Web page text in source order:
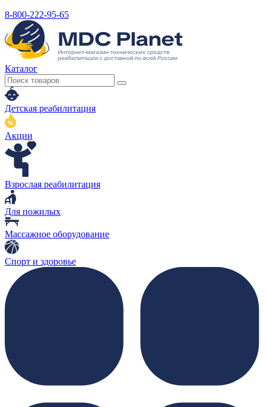
8-800-222-95-65
Каталог
Детская реабилитация
Акции
Взрослая реабилитация
Для пожилых
Массажное оборудование
Спорт и здоровье